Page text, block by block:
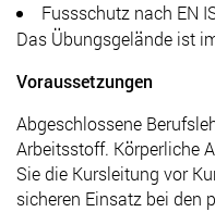
Fussschutz nach EN
Das Übungsgelände ist
Voraussetzungen
Abgeschlossene
Arbeitsstoff. Körperliche
Sie die Kursleitung vor
sicheren Einsatz bei den